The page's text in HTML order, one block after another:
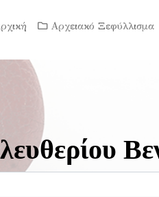
Αρχειακό Ξεφύλλισμα